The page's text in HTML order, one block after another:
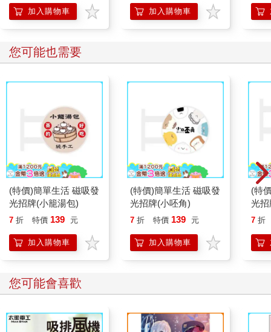
加入購物車
的37個科學方法
加入購物車
您可能也需要
(特價)簡單生活 磁吸發
光招牌(小籠湯包)
7 折 特價 139 元
加入購物車
(特價)簡單生活 磁吸發
光招牌(小呸角)
7 折 特價 139 元
加入購物車
(特
光
7 折
您可能會喜歡